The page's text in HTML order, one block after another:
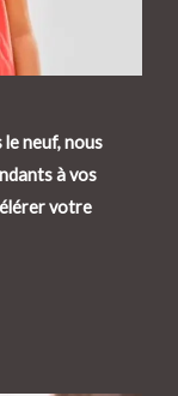
neuf, nous
à vos
votre